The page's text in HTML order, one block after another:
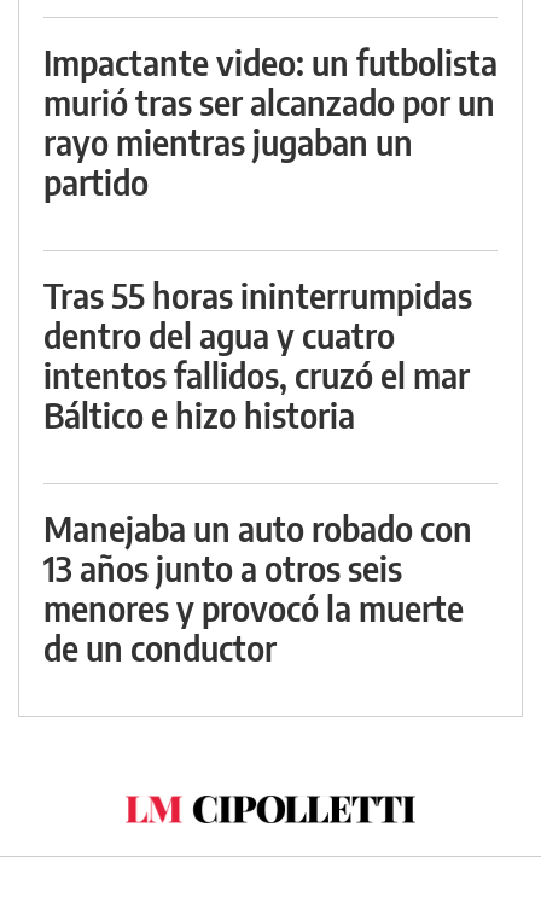
Impactante video: un futbolista
murió tras ser alcanzado por un
rayo mientras jugaban un
partido
Tras 55 horas ininterrumpidas
dentro del agua y cuatro
intentos fallidos, cruzó el mar
Báltico e hizo historia
Manejaba un auto robado con
13 años junto a otros seis
menores y provocó la muerte
de un conductor